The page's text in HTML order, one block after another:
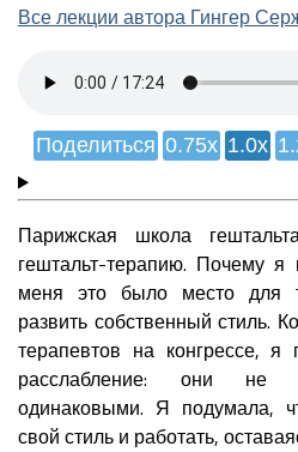
Все лекции автора Гингер
Поделиться 0.75x 1.0x
Парижская школа
гештальт-терапию. Почему
меня это было место для
развить собственный стиль.
терапевтов на конгрессе, я
расслабление: они не
одинаковыми. Я подумала,
свой стиль и работать,